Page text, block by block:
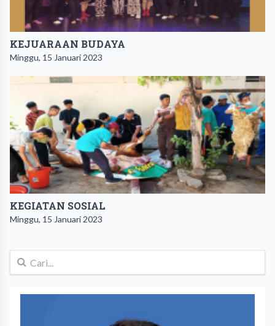
KEJUARAAN BUDAYA
Minggu, 15 Januari 2023
KEGIATAN SOSIAL
Minggu, 15 Januari 2023